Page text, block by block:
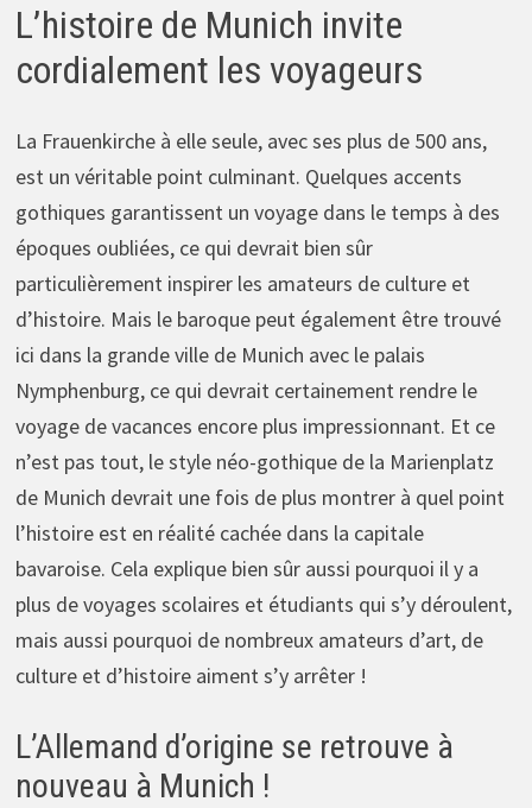
L’histoire de Munich invite
cordialement les voyageurs
La Frauenkirche à elle seule, avec ses plus de 500 ans,
est un véritable point culminant. Quelques accents
gothiques garantissent un voyage dans le temps à des
époques oubliées, ce qui devrait bien sûr
particulièrement inspirer les amateurs de culture et
d’histoire. Mais le baroque peut également être trouvé
ici dans la grande ville de Munich avec le palais
Nymphenburg, ce qui devrait certainement rendre le
voyage de vacances encore plus impressionnant. Et ce
n’est pas tout, le style néo-gothique de la Marienplatz
de Munich devrait une fois de plus montrer à quel point
l’histoire est en réalité cachée dans la capitale
bavaroise. Cela explique bien sûr aussi pourquoi il y a
plus de voyages scolaires et étudiants qui s’y déroulent,
mais aussi pourquoi de nombreux amateurs d’art, de
culture et d’histoire aiment s’y arrêter !
L’Allemand d’origine se retrouve à
nouveau à Munich !